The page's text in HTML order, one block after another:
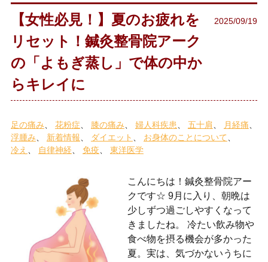
【女性必見！】夏のお疲れを
リセット！鍼灸整骨院アーク
の「よもぎ蒸し」で体の中か
らキレイに
2025/09/19
足の痛み 花粉症 膝の痛み 婦人科疾患 五十肩
月経痛
浮腫み
新着情報 ダイエット
お身体のことについて
冷え
自律神経 免疫 東洋医学
こんにちは！鍼灸整骨院アー
クです☆ 9月に入り、朝晩は
少しずつ過ごしやすくなって
きましたね。 冷たい飲み物や
食べ物を摂る機会が多かった
夏。実は、気づかないうちに